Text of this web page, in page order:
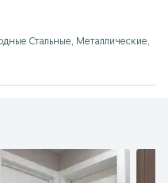
Стальные, Металлические,